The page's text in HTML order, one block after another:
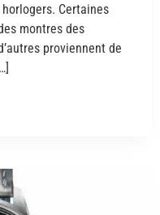
Certaines
montres des
proviennent de